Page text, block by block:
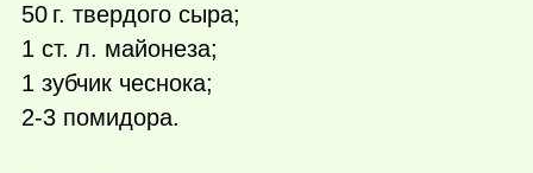
50 г. твердого сыра;
1 ст. л. майонеза;
1 зубчик чеснока;
2-3 помидора.